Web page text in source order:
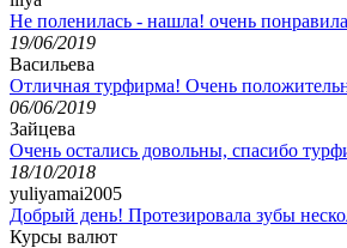
Не поленилась - нашла! очень
19/06/2019
Васильева
Отличная турфирма! Очень
06/06/2019
Зайцева
Очень остались довольны, спасибо
18/10/2018
yuliyamai2005
Добрый день! Протезировала зубы
Курсы валют